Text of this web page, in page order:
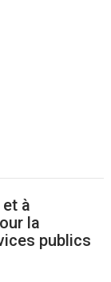
à
la
publics